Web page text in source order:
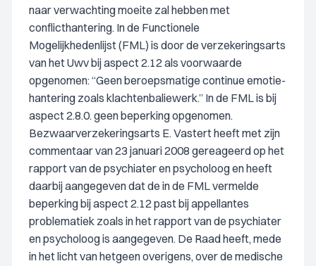
naar verwachting moeite zal hebben met
conflicthantering. In de Functionele
Mogelijkhedenlijst (FML) is door de verzekeringsarts
van het Uwv bij aspect 2.12 als voorwaarde
opgenomen: “Geen beroepsmatige continue emotie-
hantering zoals klachtenbaliewerk.” In de FML is bij
aspect 2.8.0. geen beperking opgenomen.
Bezwaarverzekeringsarts E. Vastert heeft met zijn
commentaar van 23 januari 2008 gereageerd op het
rapport van de psychiater en psycholoog en heeft
daarbij aangegeven dat de in de FML vermelde
beperking bij aspect 2.12 past bij appellantes
problematiek zoals in het rapport van de psychiater
en psycholoog is aangegeven. De Raad heeft, mede
in het licht van hetgeen overigens, over de medische